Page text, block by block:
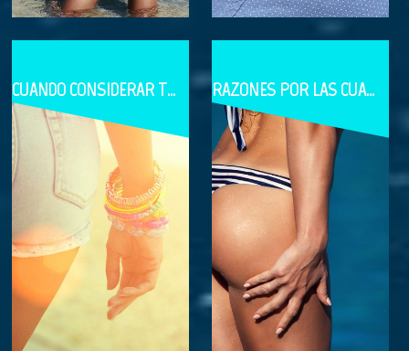
CUANDO CONSIDERAR TENER IMPLANTES DE GLÚTEOS RAZONES POR LAS CUALES USTED PODRÍA SER NO ELEGIBLE PARA UN AUMENTO DE GLÚTEOS